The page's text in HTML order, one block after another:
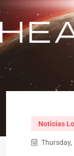
Noticias
Thursday,